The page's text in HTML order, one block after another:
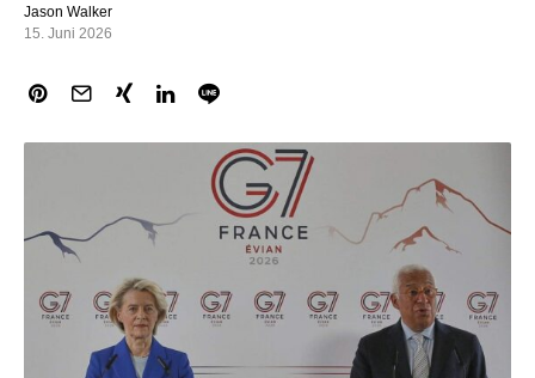
Jason Walker
15. Juni 2026